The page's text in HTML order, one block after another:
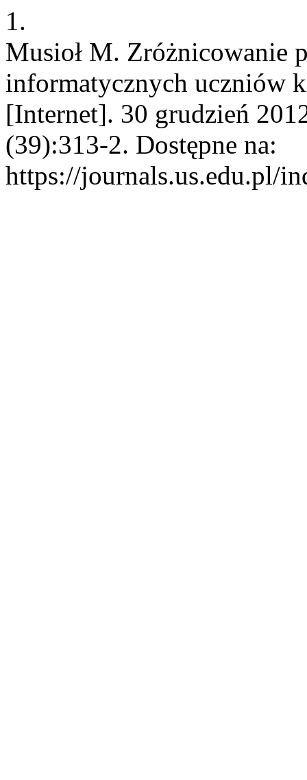
1.
Musioł M. Zróżnicowanie
informatycznych uczniów
[Internet]. 30 grudzień
(39):313-2. Dostępne na:
https://journals.us.edu.pl/